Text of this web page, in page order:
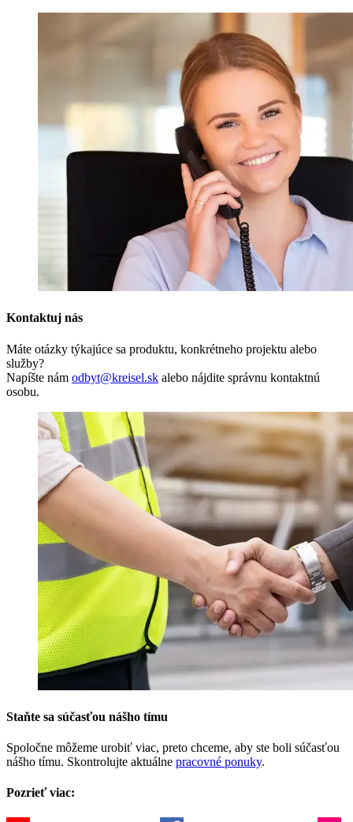
Kontaktuj nás
Máte otázky týkajúce sa produktu, konkrétneho projektu alebo
služby?
Napíšte nám odbyt@kreisel.sk alebo nájdite správnu kontaktnú
osobu.
Staňte sa súčasťou nášho tímu
Spoločne môžeme urobiť viac, preto chceme, aby ste boli súčasťou
nášho tímu. Skontrolujte aktuálne pracovné ponuky.
Pozrieť viac: